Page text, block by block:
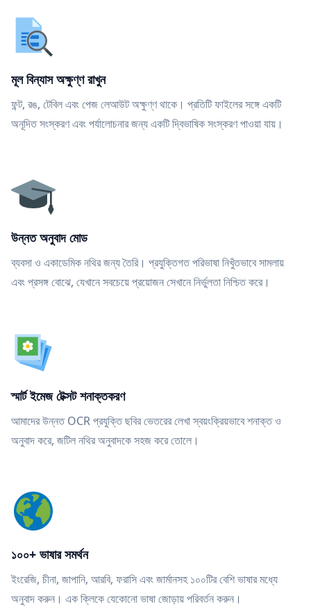
মূল বিন্যাস অক্ষুণ্ণ রাখুন
ফন্ট, রঙ, টেবিল এবং পেজ লেআউট অক্ষুণ্ণ থাকে। প্রতিটি ফাইলের সঙ্গে একটি
অনূদিত সংস্করণ এবং পর্যালোচনার জন্য একটি দ্বিভাষিক সংস্করণ পাওয়া যায়।
উন্নত অনুবাদ মোড
ব্যবসা ও একাডেমিক নথির জন্য তৈরি। প্রযুক্তিগত পরিভাষা নিখুঁতভাবে সামলায়
এবং প্রসঙ্গ বোঝে, যেখানে সবচেয়ে প্রয়োজন সেখানে নির্ভুলতা নিশ্চিত করে।
স্মার্ট ইমেজ টেক্সট শনাক্তকরণ
আমাদের উন্নত OCR প্রযুক্তি ছবির ভেতরের লেখা স্বয়ংক্রিয়ভাবে শনাক্ত ও
অনুবাদ করে, জটিল নথির অনুবাদকে সহজ করে তোলে।
১০০+ ভাষার সমর্থন
ইংরেজি, চীনা, জাপানি, আরবি, ফরাসি এবং জার্মানসহ ১০০টির বেশি ভাষার মধ্যে
অনুবাদ করুন। এক ক্লিকে যেকোনো ভাষা জোড়ায় পরিবর্তন করুন।